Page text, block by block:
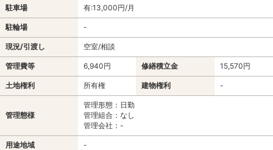
駐車場 有:13,000円/月
駐輪場 -
現況/引渡し 空室/相談
管理費等 6,940円 修繕積立金 15,570円
土地権利 所有権 建物権利 -
管理態様
管理形態：日勤
管理組合：なし
管理会社：-
用途地域 -